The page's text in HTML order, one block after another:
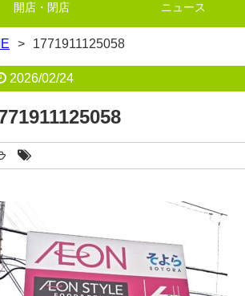
開店・閉店 ニュース
1771911125058
2026/02/24